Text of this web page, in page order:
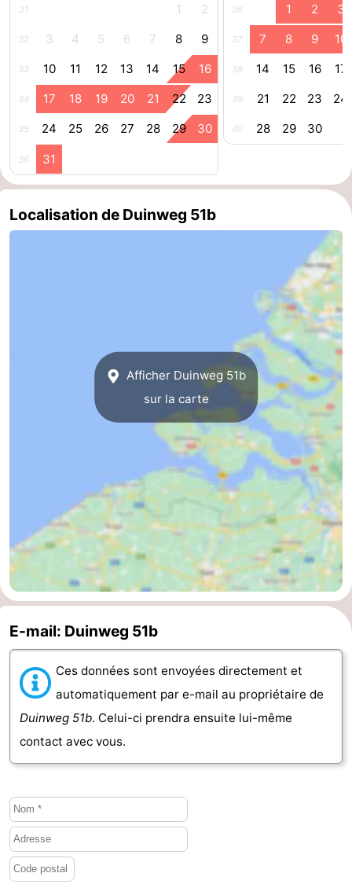
Zeeland
Schouwen-
Duiveland
Renesse
-
Bruinisse
-
Oranjezon
Oostkapelle
Nature
de
Mantelingen
-
Domburg
-
Westkapelle
-
Nature
Walcherse
Dishoek
Vlissingen
Middelburg
Zeeuws-
Vlaanderen
-
Nieuwvliet
-
Sluis
-
31 1 2
32 3 4 5 6 7 8 9
33 10 11 12 13 14 15 16
34 17 18 19 20 21 22 23
35 24 25 26 27 28 29 30
36 31
36 1 2 3
37 7 8 9 10
38 14 15 16 17
39 21 22 23 24
40 28 29 30
Localisation de Duinweg 51b
Afficher Duinweg 51b
sur la carte
E-mail: Duinweg 51b
Ces données sont envoyées directement et
automatiquement par e-mail au propriétaire de
Duinweg 51b. Celui-ci prendra ensuite lui-même
contact avec vous.